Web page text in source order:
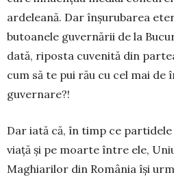
ardeleană. Dar înșurubarea
butoanele guvernării de la
dată, riposta cuvenită din
cum să te pui rău cu cel mai
guvernare?!
Dar iată că, în timp ce
viață și pe moarte între ele,
Maghiarilor din Ro­mânia își